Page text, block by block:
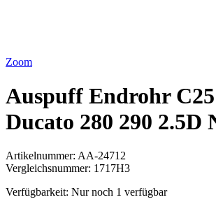
Zoom
Auspuff Endrohr
Ducato 280 290 2.5D
Artikelnummer: AA-24712
Vergleichsnummer: 1717H3
Verfügbarkeit: Nur noch 1 verfügbar